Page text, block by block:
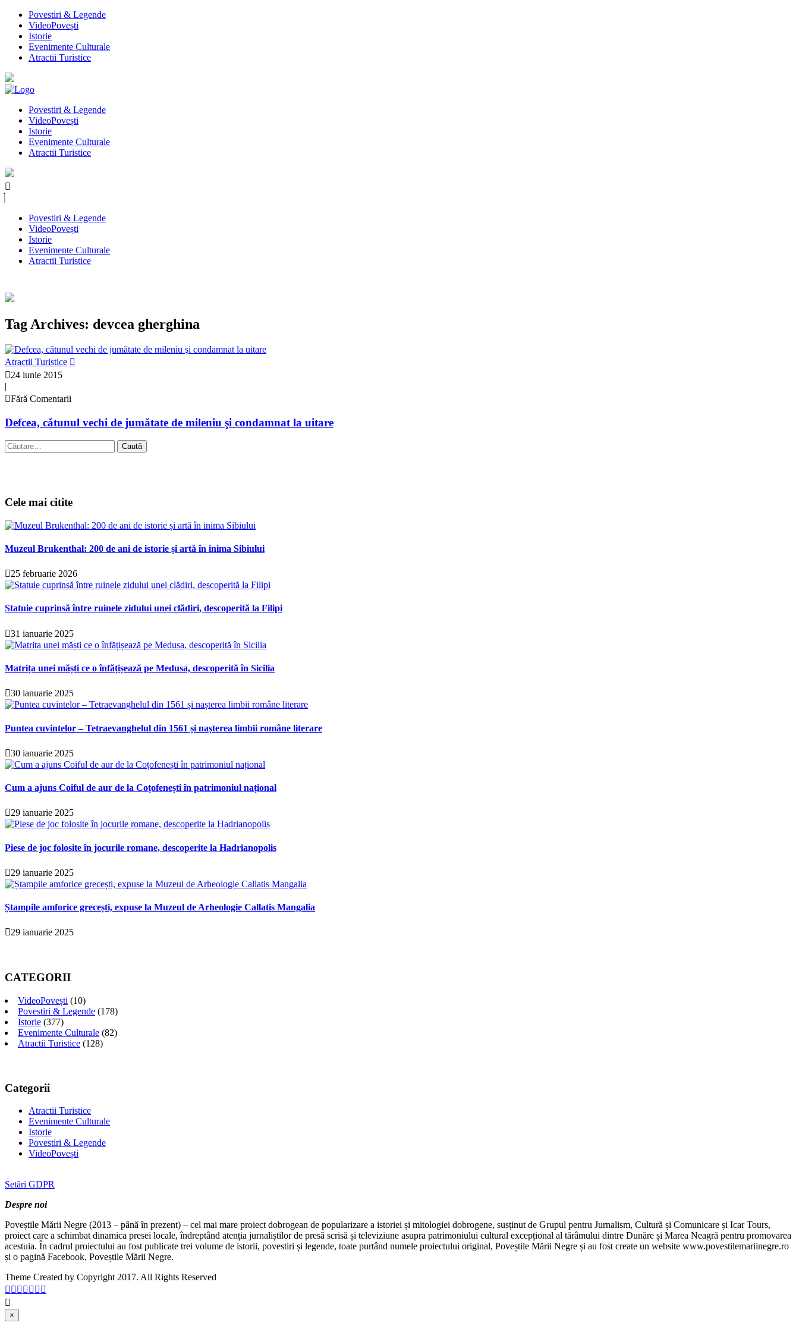
Povestiri & Legende
VideoPovești
Istorie
Evenimente Culturale
Atractii Turistice
Povestiri & Legende
VideoPovești
Istorie
Evenimente Culturale
Atractii Turistice
Povestiri & Legende
VideoPovești
Istorie
Evenimente Culturale
Atractii Turistice
Tag Archives: devcea gherghina
Atractii Turistice
24 iunie 2015
|
Fără Comentarii
Defcea, cătunul vechi de jumătate de mileniu şi condamnat la uitare
Caută
după:
Cele mai citite
Muzeul Brukenthal: 200 de ani de istorie și artă în inima Sibiului
25 februarie 2026
Statuie cuprinsă între ruinele zidului unei clădiri, descoperită la Filipi
31 ianuarie 2025
Matrița unei măști ce o înfățișează pe Medusa, descoperită în Sicilia
30 ianuarie 2025
Puntea cuvintelor – Tetraevanghelul din 1561 și nașterea limbii române literare
30 ianuarie 2025
Cum a ajuns Coiful de aur de la Coțofenești în patrimoniul național
29 ianuarie 2025
Piese de joc folosite în jocurile romane, descoperite la Hadrianopolis
29 ianuarie 2025
Ștampile amforice grecești, expuse la Muzeul de Arheologie Callatis Mangalia
29 ianuarie 2025
CATEGORII
VideoPovești (10)
Povestiri & Legende (178)
Istorie (377)
Evenimente Culturale (82)
Atractii Turistice (128)
Categorii
Atractii Turistice
Evenimente Culturale
Istorie
Povestiri & Legende
VideoPovești
Setări GDPR
Despre noi
Poveștile Mării Negre (2013 – până în prezent) – cel mai mare proiect dobrogean de popularizare a istoriei și mitologiei dobrogene, susținut de Grupul pentru Jurnalism, Cultură și Comunicare și Icar Tours,
proiect care a schimbat dinamica presei locale, îndreptând atenția jurnaliștilor de presă scrisă și televiziune asupra patrimoniului cultural excepțional al tărâmului dintre Dunăre și Marea Neagră pentru promovarea
acestuia. În cadrul proiectului au fost publicate trei volume de istorii, povestiri și legende, toate purtând numele proiectului original, Poveștile Mării Negre și au fost create un website www.povestilemariinegre.ro
și o pagină Facebook, Poveștile Mării Negre.
Theme Created by Copyright 2017. All Rights Reserved
×